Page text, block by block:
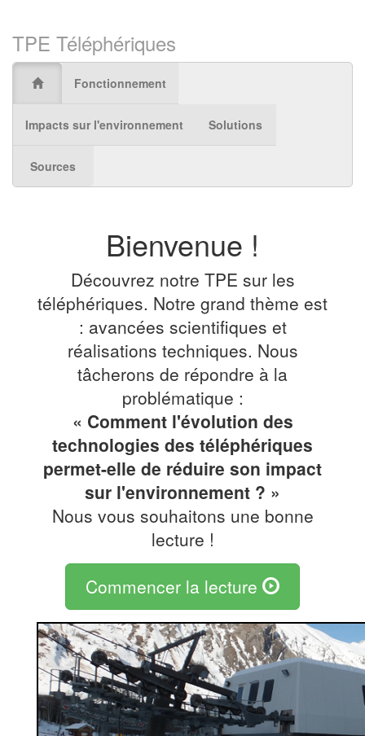
TPE Téléphériques
Fonctionnement
Impacts sur l'environnement Solutions
Sources
Bienvenue !
Découvrez notre TPE sur les
téléphériques. Notre grand thème est
: avancées scientifiques et
réalisations techniques. Nous
tâcherons de répondre à la
problématique :
« Comment l'évolution des
technologies des téléphériques
permet-elle de réduire son impact
sur l'environnement ? »
Nous vous souhaitons une bonne
lecture !
Commencer la lecture